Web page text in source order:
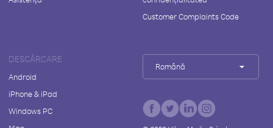
Customer Complaints Code
DESCĂRCARE
Android
iPhone & iPad
Windows PC
Română